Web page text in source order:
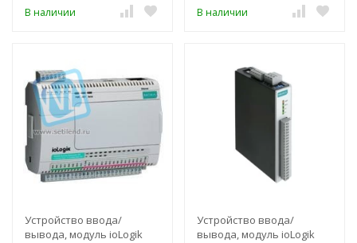
В наличии В наличии
Устройство ввода/
вывода, модуль ioLogik
Устройство ввода/
вывода, модуль ioLogik